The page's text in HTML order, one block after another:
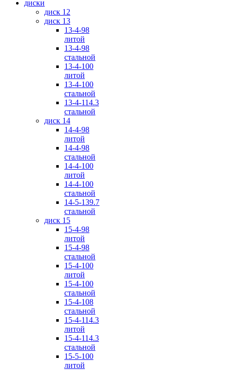
диски
диск 12
диск 13
13-4-98
литой
13-4-98
стальной
13-4-100
литой
13-4-100
стальной
13-4-114.3
стальной
диск 14
14-4-98
литой
14-4-98
стальной
14-4-100
литой
14-4-100
стальной
14-5-139.7
стальной
диск 15
15-4-98
литой
15-4-98
стальной
15-4-100
литой
15-4-100
стальной
15-4-108
стальной
15-4-114.3
литой
15-4-114.3
стальной
15-5-100
литой